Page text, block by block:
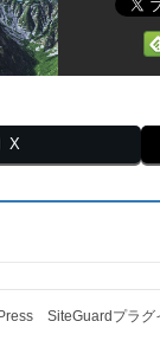
X
SiteGuardプラ